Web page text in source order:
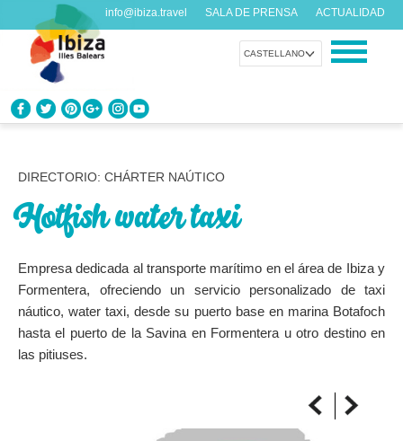
CASTELLANO
info@ibiza.travel SALA DE PRENSA ACTUALIDAD
¿Qué sabes de la isla?
DISFRUTA IBIZA
Propuestas para todos los gustos
AGENDA
Cada día algo nuevo
ORGANIZA TU VIAJE
DIRECTORIO: CHÁRTER NAÚTICO
Hotfish water taxi
Empresa dedicada al transporte marítimo en el área de Ibiza y
Formentera, ofreciendo un servicio personalizado de taxi
náutico, water taxi, desde su puerto base en marina Botafoch
hasta el puerto de la Savina en Formentera u otro destino en
las pitiuses.